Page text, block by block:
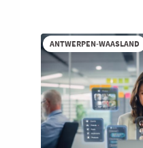
MET
EXCEL:
VERSTERK
JE
SPREADSHEETS
MET
AI
ANTWERPEN-WAASLAND